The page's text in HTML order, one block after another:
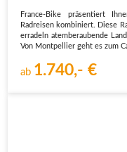
France-Bike präsentiert
Radreisen kombiniert. Diese
erradeln atemberaubende
Von Montpellier geht es zum
ab 1.740,- €